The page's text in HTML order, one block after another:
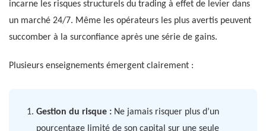
incarne les risques structurels du trading à effet de levier dans
un marché 24/7. Même les opérateurs les plus avertis peuvent
succomber à la surconfiance après une série de gains.
Plusieurs enseignements émergent clairement :
Gestion du risque :Ne jamais risquer plus d’un
pourcentage limité de son capital sur une seule